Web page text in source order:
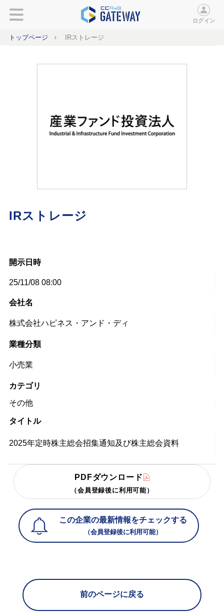
ログイン
トップページ IRストレージ
IRストレージ
開示日時
25/11/08 08:00
会社名
株式会社ハピネス・アンド・ディ
業種分類
小売業
カテゴリ
その他
タイトル
2025年定時株主総会招集通知及び株主総会資料
PDFダウンロード
（会員登録後に利用可能）
この企業の最新情報をチェックする
（会員登録後に利用可能）
前のページに戻る